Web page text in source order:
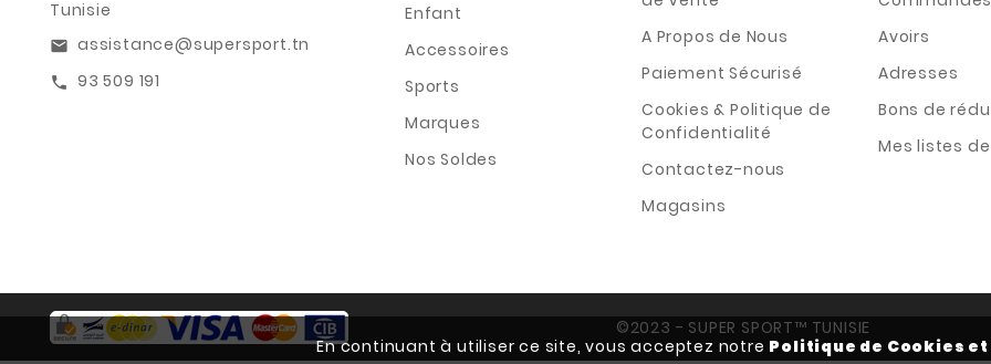
En continuant à utiliser ce site, vous acceptez notre Politique de Cookies
Tunisie
email assistance@supersport.tn
call 93 509 191
Enfant
Accessoires
Sports
Marques
Nos Soldes
A Propos de Nous
Paiement Sécurisé
Cookies & Politique de
Confidentialité
Contactez-nous
Magasins
Avoirs
Adresses
Bons de
Mes listes
©2023 - SUPER SPORT™ TUNISIE